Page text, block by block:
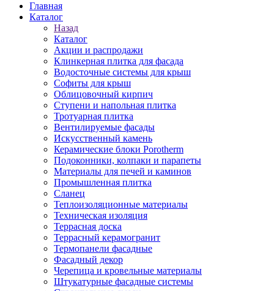
Главная
Каталог
Назад
Каталог
Акции и распродажи
Клинкерная плитка для фасада
Водосточные системы для крыш
Софиты для крыш
Облицовочный кирпич
Ступени и напольная плитка
Тротуарная плитка
Вентилируемые фасады
Искусственный камень
Керамические блоки Porotherm
Подоконники, колпаки и парапеты
Материалы для печей и каминов
Промышленная плитка
Сланец
Теплоизоляционные материалы
Техническая изоляция
Террасная доска
Террасный керамогранит
Термопанели фасадные
Фасадный декор
Черепица и кровельные материалы
Штукатурные фасадные системы